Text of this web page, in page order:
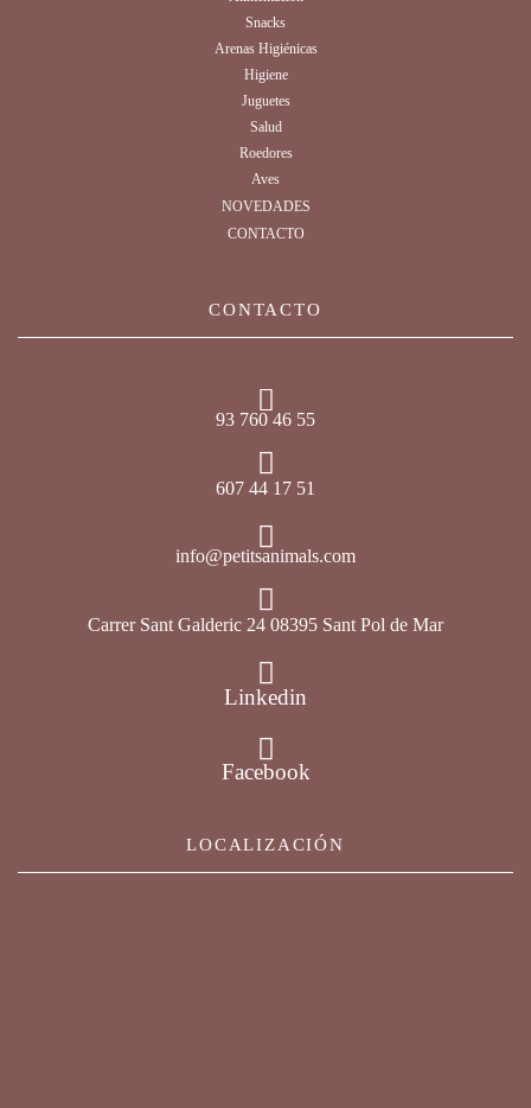
Snacks
Arenas Higiénicas
Higiene
Juguetes
Salud
Roedores
Aves
NOVEDADES
CONTACTO
CONTACTO
93 760 46 55
607 44 17 51
info@petitsanimals.com
Carrer Sant Galderic 24 08395 Sant Pol de Mar
Linkedin
Facebook
LOCALIZACIÓN